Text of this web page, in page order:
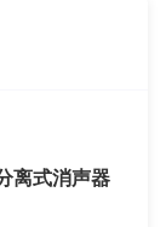
离式消声器